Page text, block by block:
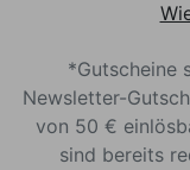
*Gutscheine
Newsletter-
von 50 €
sind bereits